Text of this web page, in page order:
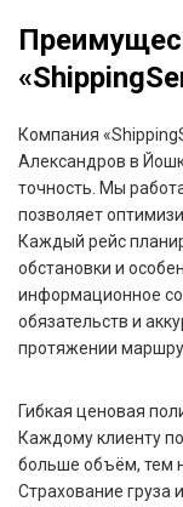
Компания
Александров в
точность. Мы
позволяет
Каждый рейс
обстановки и
информационное
обязательств и
протяжении
Гибкая ценовая
Каждому клиенту
больше объём, тем
Страхование груза